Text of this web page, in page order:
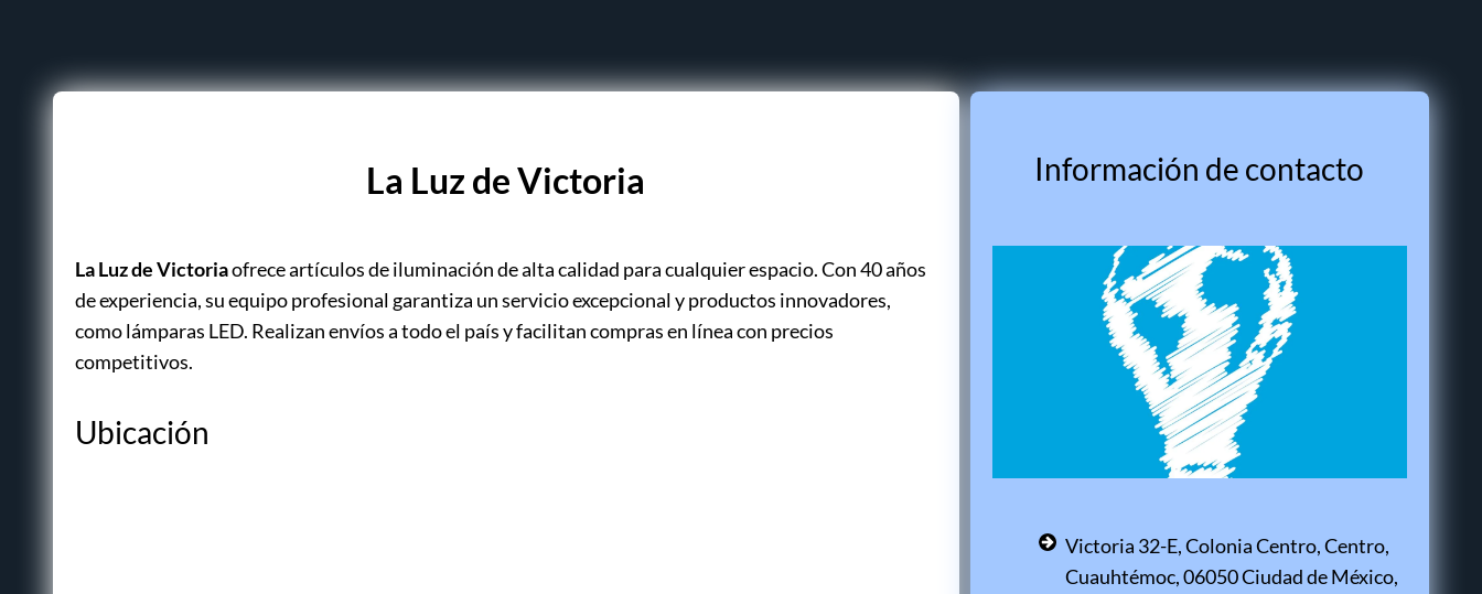
La Luz de Victoria
La Luz de Victoriaofrece artículos de iluminación de alta calidad para cualquier espacio. Con 40 años
de experiencia, su equipo profesional garantiza un servicio excepcional y productos innovadores,
como lámparas LED. Realizan envíos a todo el país y facilitan compras en línea con precios
competitivos.
Ubicación
Información de contacto
Victoria 32-E, Colonia Centro, Centro,
Cuauhtémoc, 06050 Ciudad de México,